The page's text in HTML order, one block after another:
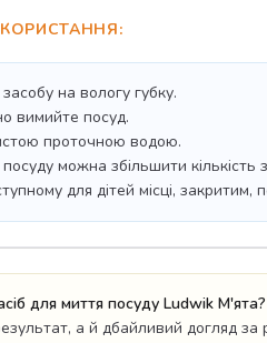
на вологу губку.
вимийте посуд.
проточною водою.
можна збільшити кількість
для дітей місці, закритим,
для миття посуду Ludwik М'ята?
а й дбайливий догляд за